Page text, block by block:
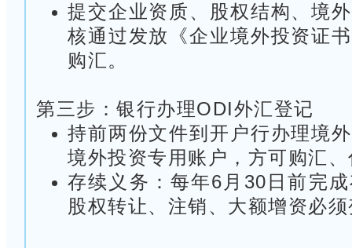
提交企业资质、股权结构、境
核通过发放《企业境外投资证
购汇。
第三步：银行办理ODI外汇登记
持前两份文件到开户行办理境
境外投资专用账户，方可购汇
存续义务：每年6月30日前完
股权转让、注销、大额增资必